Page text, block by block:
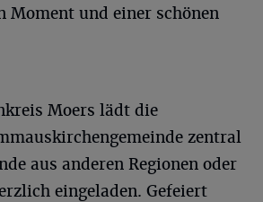
Moment und einer schönen
Moers lädt die
zentral
aus anderen Regionen oder
eingeladen. Gefeiert